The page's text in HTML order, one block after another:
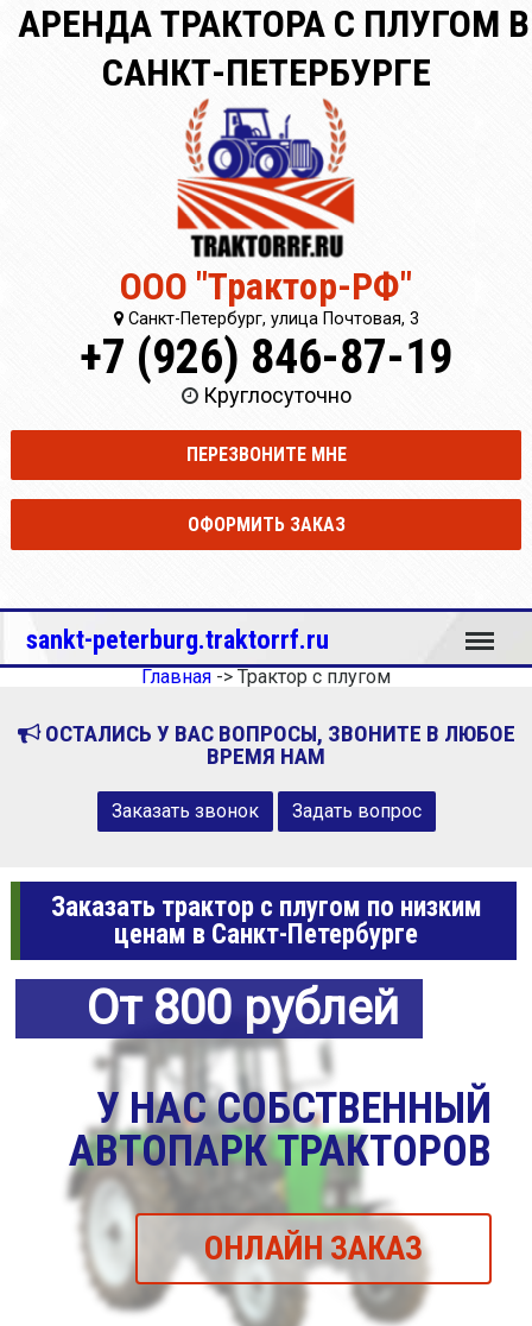
АРЕНДА ТРАКТОРА С ПЛУГОМ В
САНКТ-ПЕТЕРБУРГЕ
ООО "Трактор-РФ"
Санкт-Петербург, улица Почтовая, 3
+7 (926) 846-87-19
Круглосуточно
ПЕРЕЗВОНИТЕ МНЕ
ОФОРМИТЬ ЗАКАЗ
sankt-peterburg.traktorrf.ru Меню
Главная -> Трактор с плугом
ОСТАЛИСЬ У ВАС ВОПРОСЫ, ЗВОНИТЕ В ЛЮБОЕ
ВРЕМЯ НАМ
Заказать звонок Задать вопрос
Заказать трактор с плугом по низким
ценам в Санкт-Петербурге
От 800 рублей
У НАС СОБСТВЕННЫЙ
АВТОПАРК ТРАКТОРОВ
ОНЛАЙН ЗАКАЗ